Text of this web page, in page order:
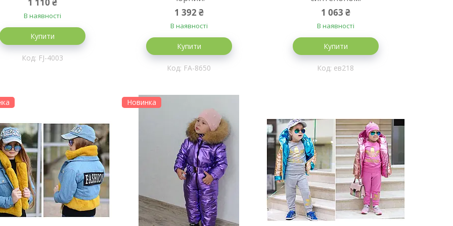
В наявності
Купити
FJ-4003
1 392 ₴
В наявності
Купити
FA-8650
1 063 ₴
В наявності
Купити
ев218
Новинка